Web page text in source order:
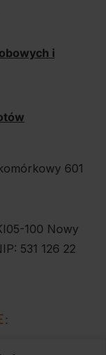
i
601
05-100 Nowy
531 126 22